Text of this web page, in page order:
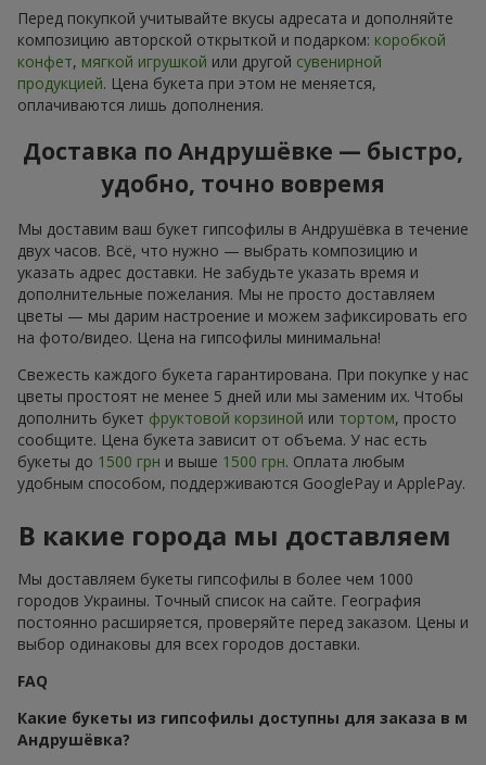
Перед покупкой учитывайте вкусы адресата и дополняйте
композицию авторской открыткой и подарком: коробкой
конфет, мягкой игрушкой или другой сувенирной
продукцией. Цена букета при этом не меняется,
оплачиваются лишь дополнения.
Доставка по Андрушёвке — быстро,
удобно, точно вовремя
Мы доставим ваш букет гипсофилы в Андрушёвка в течение
двух часов. Всё, что нужно — выбрать композицию и
указать адрес доставки. Не забудьте указать время и
дополнительные пожелания. Мы не просто доставляем
цветы — мы дарим настроение и можем зафиксировать его
на фото/видео. Цена на гипсофилы минимальна!
Свежесть каждого букета гарантирована. При покупке у нас
цветы простоят не менее 5 дней или мы заменим их. Чтобы
дополнить букет фруктовой корзиной или тортом, просто
сообщите. Цена букета зависит от объема. У нас есть
букеты до 1500 грн и выше 1500 грн. Оплата любым
удобным способом, поддерживаются GooglePay и ApplePay.
В какие города мы доставляем
Мы доставляем букеты гипсофилы в более чем 1000
городов Украины. Точный список на сайте. География
постоянно расширяется, проверяйте перед заказом. Цены и
выбор одинаковы для всех городов доставки.
FAQ
Какие букеты из гипсофилы доступны для заказа в м
Андрушёвка?